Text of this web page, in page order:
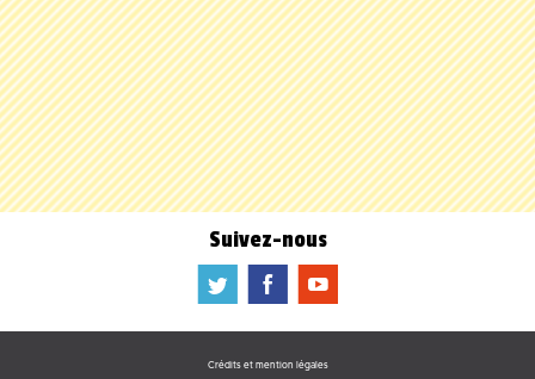
Suivez-nous
a b f
Crédits et mention légales